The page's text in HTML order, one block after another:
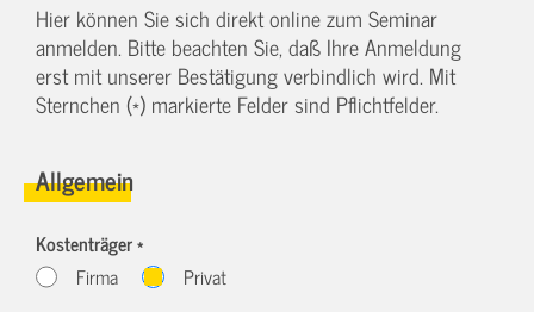
Hier können Sie sich direkt online zum Seminar
anmelden. Bitte beachten Sie, daß Ihre Anmeldung
erst mit unserer Bestätigung verbindlich wird. Mit
Sternchen (*) markierte Felder sind Pflichtfelder.
Allgemein
Kostenträger *
Firma
Privat